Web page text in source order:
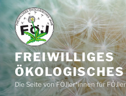
Inhalt
springen
FREIWILLIGES
Die Seite von FÖJler*innen für